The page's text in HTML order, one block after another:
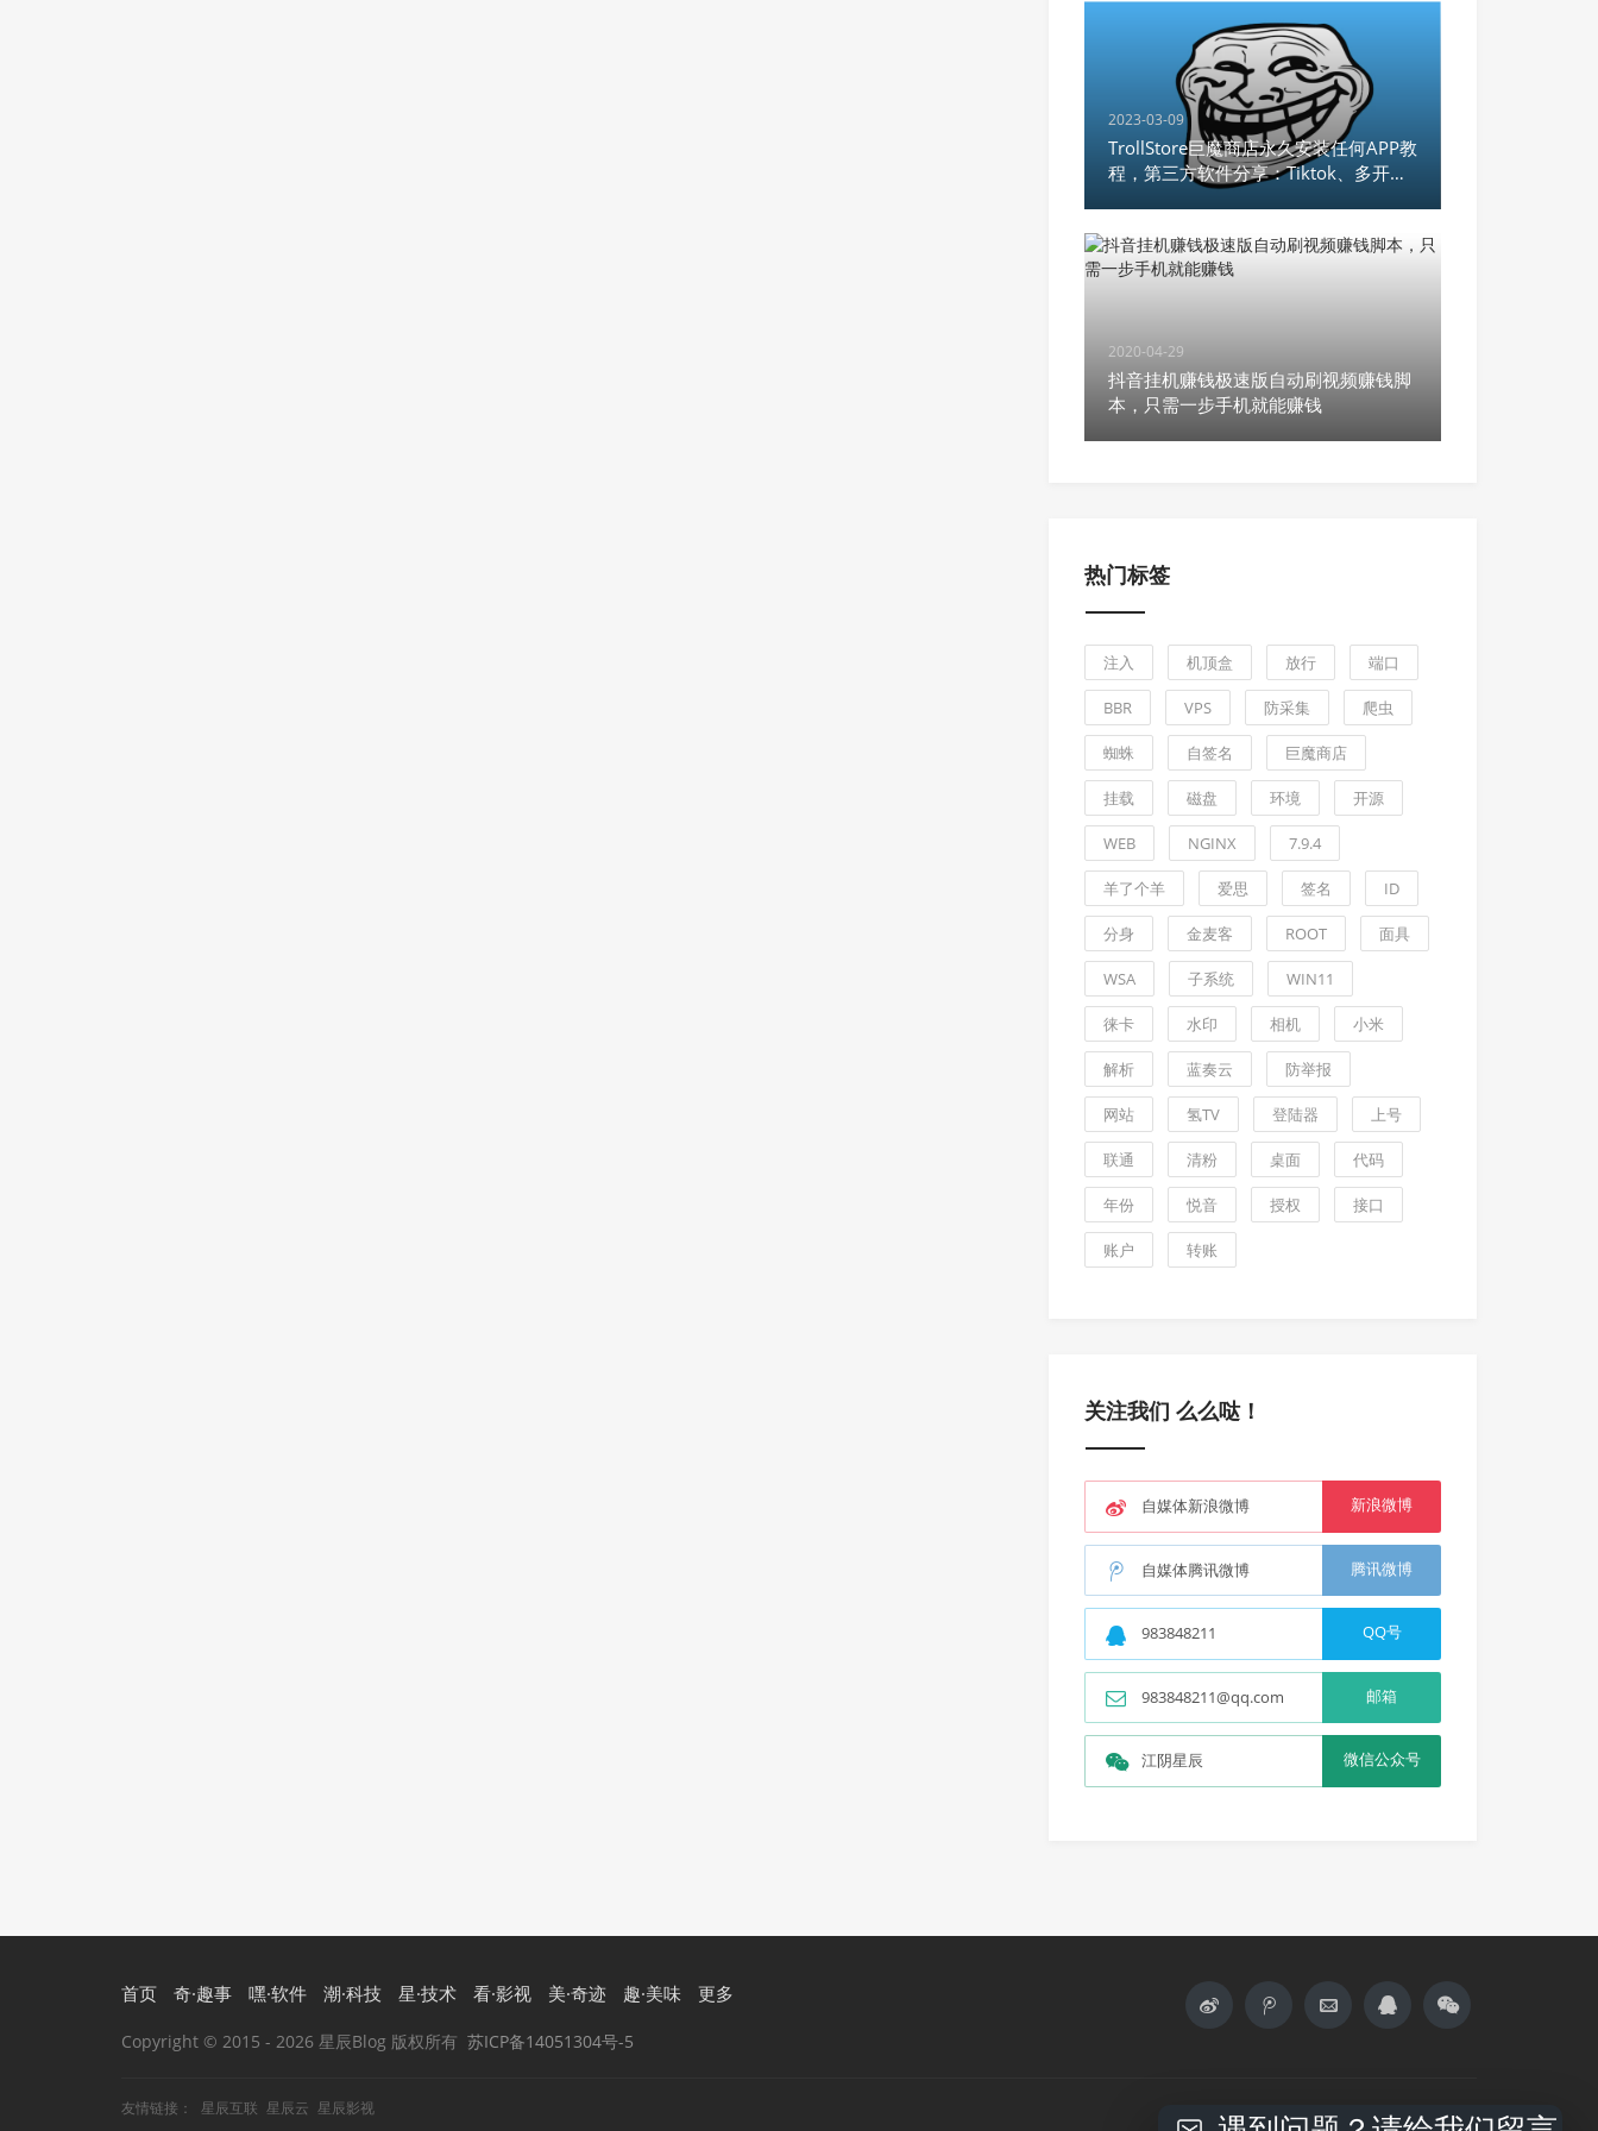
2023-03-09
TrollStore巨魔商店永久安装任何APP教
程，第三方软件分享：Tiktok、多开微
2020-04-29
抖音挂机赚钱极速版自动刷视频赚钱脚
本，只需一步手机就能赚钱
热门标签
注入 机顶盒 放行 端口
BBR VPS 防采集 爬虫
蜘蛛 自签名 巨魔商店
挂载 磁盘 环境 开源
WEB NGINX 7.9.4
羊了个羊 爱思 签名 ID
分身 金麦客 ROOT 面具
WSA 子系统 WIN11
徕卡 水印 相机 小米
解析 蓝奏云 防举报
网站 氢TV 登陆器 上号
联通 清粉 桌面 代码
年份 悦音 授权 接口
账户 转账
关注我们 么么哒！
自媒体新浪微博 新浪微博
自媒体腾讯微博 腾讯微博
983848211 QQ号
983848211@qq.com 邮箱
江阴星辰 微信公众号
首页 奇·趣事 嘿·软件 潮·科技 星·技术 看·影视 美·奇迹 趣·美味 更多
Copyright © 2015 - 2026 星辰Blog 版权所有 苏ICP备14051304号-5
友情链接： 星辰互联 星辰云 星辰影视